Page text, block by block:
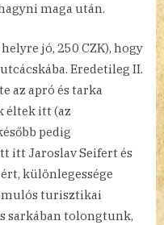
maga után.
jó, 250 CZK), hogy
Eredetileg II.
az apró és tarka
éltek itt (az
pedig
itt Jaroslav Seifert és
különlegessége
turisztikai
sarkában tolongtunk,